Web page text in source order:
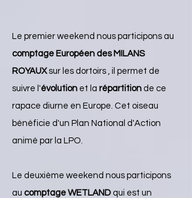
Le premier weekend nous participons au
comptage Européen des MILANS
ROYAUXsur les dortoirs , il permet de
suivre l'évolution et la répartition de ce
rapace diurne en Europe. Cet oiseau
bénéficie d'un Plan National d'Action
animé par la LPO.
Le deuxième weekend nous participons
au comptage WETLAND qui est un